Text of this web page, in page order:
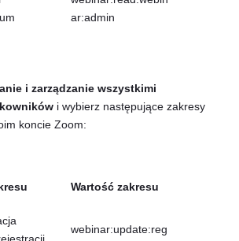
ar:admin
i zarządzanie wszystkimi
i wybierz następujące zakresy
koncie Zoom:
Wartość zakresu
webinar:update:reg